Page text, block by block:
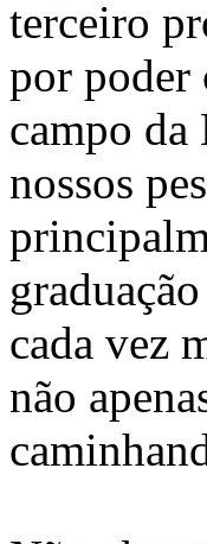
terceiro
por poder
campo da
nossos
cada vez
não